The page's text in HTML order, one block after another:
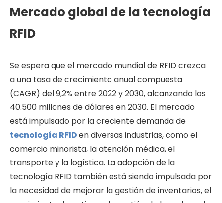
Mercado global de la tecnología
RFID
Se espera que el mercado mundial de RFID crezca
a una tasa de crecimiento anual compuesta
(CAGR) del 9,2% entre 2022 y 2030, alcanzando los
40.500 millones de dólares en 2030. El mercado
está impulsado por la creciente demanda de
tecnología RFIDen diversas industrias, como el
comercio minorista, la atención médica, el
transporte y la logística. La adopción de la
tecnología RFID también está siendo impulsada por
la necesidad de mejorar la gestión de inventarios, el